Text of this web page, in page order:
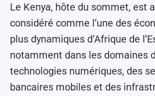
Le Kenya, hôte du sommet, est
considéré comme l’une des
plus dynamiques d’Afrique de
notamment dans les domaines
technologies numériques, des
bancaires mobiles et des